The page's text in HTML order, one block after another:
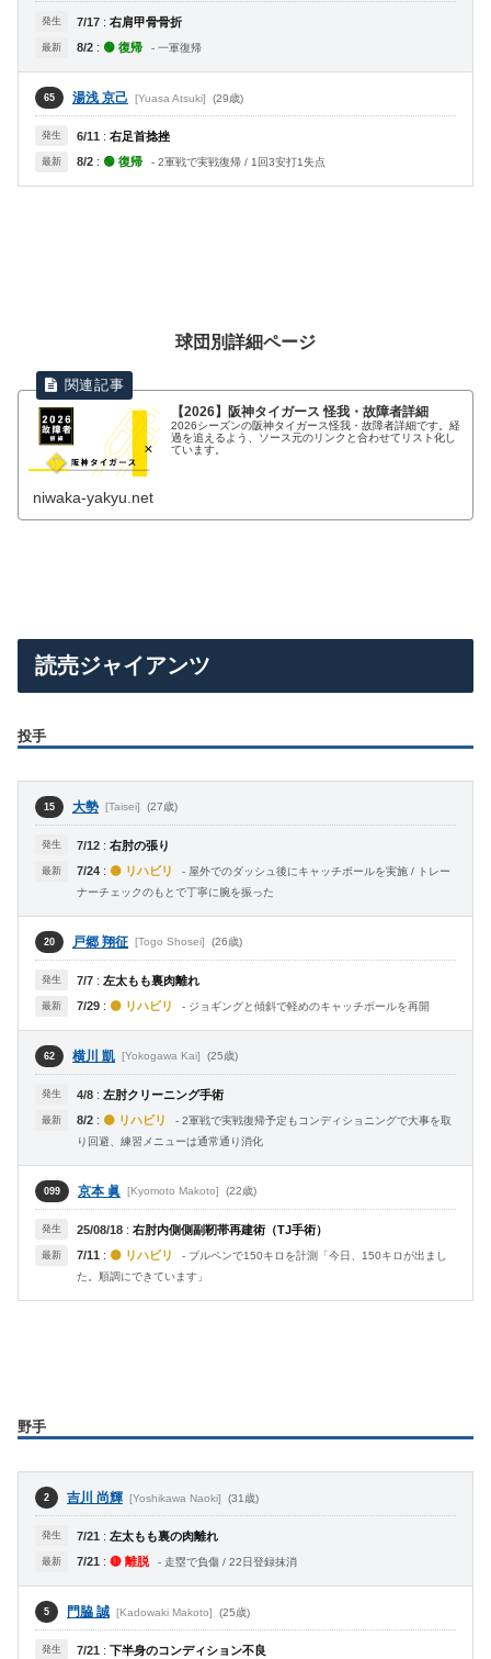
発生 7/17 : 右肩甲骨骨折
最新 8/2 : 🟢 復帰 - 一軍復帰
65 湯浅 京己 [Yuasa Atsuki] (29歳)
発生 6/11 : 右足首捻挫
最新 8/2 : 🟢 復帰 - 2軍戦で実戦復帰 / 1回3安打1失点
球団別詳細ページ
【2026】阪神タイガース 怪我・故障者詳細
2026シーズンの阪神タイガース怪我・故障者詳細です。経
過を追えるよう、ソース元のリンクと合わせてリスト化し
ています。
niwaka-yakyu.net
読売ジャイアンツ
投手
15 大勢 [Taisei] (27歳)
発生 7/12 : 右肘の張り
最新 7/24 : 🟡 リハビリ
- 屋外でのダッシュ後にキャッチボールを実施 / トレー
ナーチェックのもとで丁寧に腕を振った
20 戸郷 翔征 [Togo Shosei] (26歳)
発生 7/7 : 左太もも裏肉離れ
最新 7/29 : 🟡 リハビリ - ジョギングと傾斜で軽めのキャッチボールを再開
62 横川 凱 [Yokogawa Kai] (25歳)
発生 4/8 : 左肘クリーニング手術
最新 8/2 : 🟡 リハビリ
- 2軍戦で実戦復帰予定もコンディショニングで大事を取
り回避、練習メニューは通常通り消化
099 京本 眞 [Kyomoto Makoto] (22歳)
発生 25/08/18 : 右肘内側側副靭帯再建術（TJ手術）
最新 7/11 : 🟡 リハビリ
- ブルペンで150キロを計測「今日、150キロが出まし
た。順調にできています」
野手
2 吉川 尚輝 [Yoshikawa Naoki] (31歳)
発生 7/21 : 左太もも裏の肉離れ
最新 7/21 : 🔴 離脱 - 走塁で負傷 / 22日登録抹消
5 門脇 誠 [Kadowaki Makoto] (25歳)
発生 7/21 : 下半身のコンディション不良